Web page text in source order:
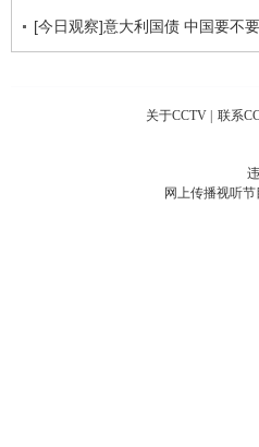
[今日观察]意大利国债 中国要不
关于CCTV | 联系
网上传播视听节